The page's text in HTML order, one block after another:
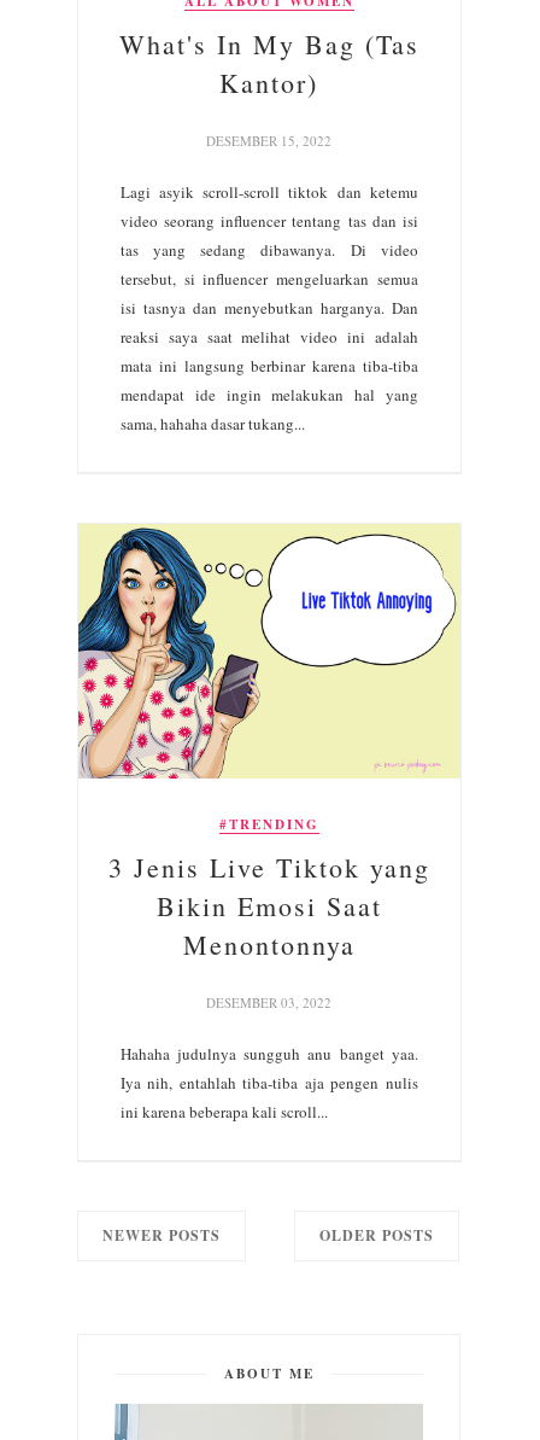
What's In My Bag (Tas
Kantor)
DESEMBER 15, 2022
Lagi asyik scroll-scroll tiktok dan ketemu
video seorang influencer tentang tas dan isi
tas yang sedang dibawanya. Di video
tersebut, si influencer mengeluarkan semua
isi tasnya dan menyebutkan harganya. Dan
reaksi saya saat melihat video ini adalah
mata ini langsung berbinar karena tiba-tiba
mendapat ide ingin melakukan hal yang
sama, hahaha dasar tukang...
#TRENDING
3 Jenis Live Tiktok yang
Bikin Emosi Saat
Menontonnya
DESEMBER 03, 2022
Hahaha judulnya sungguh anu banget yaa.
Iya nih, entahlah tiba-tiba aja pengen nulis
ini karena beberapa kali scroll...
NEWER POSTS OLDER POSTS
ABOUT ME